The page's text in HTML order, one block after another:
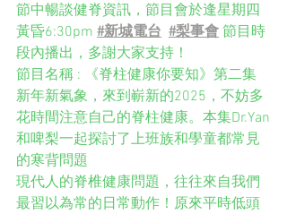
節中暢談健脊資訊，節目會於逢星期四
黃昏6:30pm #新城電台 #梨事會 節目時
段內播出，多謝大家支持！
節目名稱 : 《脊柱健康你要知》第二集
新年新氣象，來到嶄新的2025，不妨多
花時間注意自己的脊柱健康。本集Dr.Yan
和啤梨一起探討了上班族和學童都常見
的寒背問題
現代人的脊椎健康問題，往往來自我們
最習以為常的日常動作！原來平時低頭